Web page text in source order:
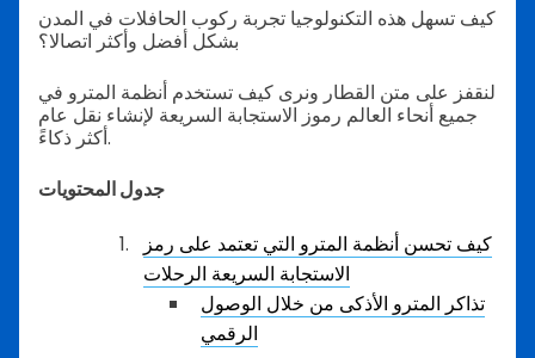
كيف تسهل هذه التكنولوجيا تجربة ركوب الحافلات في المدن
بشكل أفضل وأكثر اتصالا؟
لنقفز على متن القطار ونرى كيف تستخدم أنظمة المترو في
جميع أنحاء العالم رموز الاستجابة السريعة لإنشاء نقل عام
أكثر ذكاءً.
جدول المحتويات
كيف تحسن أنظمة المترو التي تعتمد على رمز
الاستجابة السريعة الرحلات
تذاكر المترو الأذكى من خلال الوصول
الرقمي